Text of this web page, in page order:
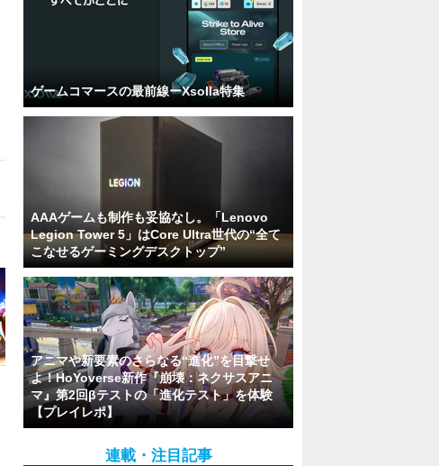
ゲームコマースの最前線ーXsolla特集
AAAゲームも制作も妥協なし。「Lenovo
Legion Tower 5」はCore Ultra世代の“全て
こなせるゲーミングデスクトップ”
アニマや新要素のさらなる“進化”を目撃せ
よ！HoYoverse新作『崩壊：ネクサスアニ
マ』第2回βテストの「進化テスト」を体験
【プレイレポ】
連載・注目記事